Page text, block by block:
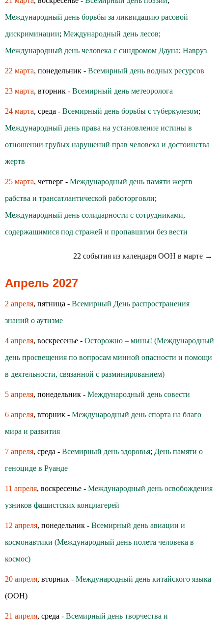
Международный день борьбы за ликвидацию расовой
дискриминации; Международный день лесов;
Международный день человека с синдромом Дауна; Навруз
22 марта, понедельник - Всемирный день водных ресурсов
23 марта, вторник - Всемирный день метеоролога
24 марта, среда - Всемирный день борьбы с туберкулезом;
Международный день права на установление истины в
отношении грубых нарушений прав человека и достоинства
жертв
25 марта, четверг - Международный день памяти жертв
рабства и трансатлантической работорговли;
Международный день солидарности с сотрудниками,
содержащимися под стражей и пропавшими без вести
22 события из календаря ООН в марте →
Апрель 2027
2 апреля, пятница - Всемирный День распространения
знаний о аутизме
4 апреля, воскресенье - Осторожно – мины! (Международный
день просвещения по вопросам минной опасности и помощи
в деятельности, связанной с разминированием)
5 апреля, понедельник - Международный день совести
6 апреля, вторник - Международный день спорта на благо
мира и развития
7 апреля, среда - Всемирный день здоровья; День памяти о
геноциде в Руанде
11 апреля, воскресенье - Международный день освобождения
узников фашистских концлагерей
12 апреля, понедельник - Всемирный день авиации и
космонавтики (Международный день полета человека в
космос)
20 апреля, вторник - Международный день китайского языка
(ООН)
21 апреля, среда - Всемирный день творчества и